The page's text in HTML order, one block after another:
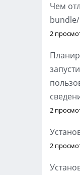
Чем
2
2
2